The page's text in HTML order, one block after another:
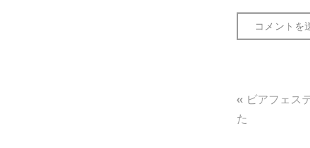
投
稿
ビアフェス
た